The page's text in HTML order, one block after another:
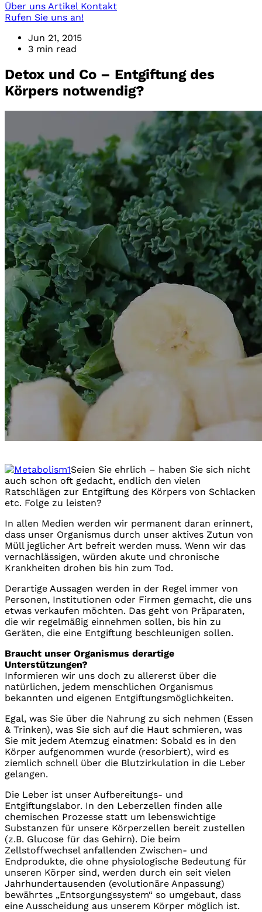
Über uns Artikel Kontakt
Rufen Sie uns an!
Jun 21, 2015
3 min read
Detox und Co – Entgiftung des
Körpers notwendig?
Seien Sie ehrlich – haben Sie sich nicht
auch schon oft gedacht, endlich den vielen
Ratschlägen zur Entgiftung des Körpers von Schlacken
etc. Folge zu leisten?
In allen Medien werden wir permanent daran erinnert,
dass unser Organismus durch unser aktives Zutun von
Müll jeglicher Art befreit werden muss. Wenn wir das
vernachlässigen, würden akute und chronische
Krankheiten drohen bis hin zum Tod.
Derartige Aussagen werden in der Regel immer von
Personen, Institutionen oder Firmen gemacht, die uns
etwas verkaufen möchten. Das geht von Präparaten,
die wir regelmäßig einnehmen sollen, bis hin zu
Geräten, die eine Entgiftung beschleunigen sollen.
Braucht unser Organismus derartige
Unterstützungen?
Informieren wir uns doch zu allererst über die
natürlichen, jedem menschlichen Organismus
bekannten und eigenen Entgiftungsmöglichkeiten.
Egal, was Sie über die Nahrung zu sich nehmen (Essen
& Trinken), was Sie sich auf die Haut schmieren, was
Sie mit jedem Atemzug einatmen: Sobald es in den
Körper aufgenommen wurde (resorbiert), wird es
ziemlich schnell über die Blutzirkulation in die Leber
gelangen.
Die Leber ist unser Aufbereitungs- und
Entgiftungslabor. In den Leberzellen finden alle
chemischen Prozesse statt um lebenswichtige
Substanzen für unsere Körperzellen bereit zustellen
(z.B. Glucose für das Gehirn). Die beim
Zellstoffwechsel anfallenden Zwischen- und
Endprodukte, die ohne physiologische Bedeutung für
unseren Körper sind, werden durch ein seit vielen
Jahrhundertausenden (evolutionäre Anpassung)
bewährtes „Entsorgungssystem“ so umgebaut, dass
eine Ausscheidung aus unserem Körper möglich ist.